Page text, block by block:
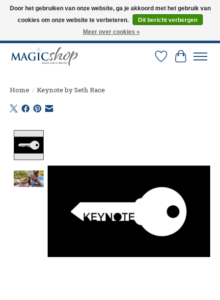
Altijd de nieuwste trucs op voorraad. Snelle verzending via PostNL en DHL.
Langskomen in onze winkel? Bel of mail om een afspraak te maken. 0251-
Verlanglijst
Home / Keynote by Seth Race
Door het gebruiken van onze website, ga je akkoord met het gebruik van
cookies om onze website te verbeteren.
Dit bericht verbergen
Meer over cookies »